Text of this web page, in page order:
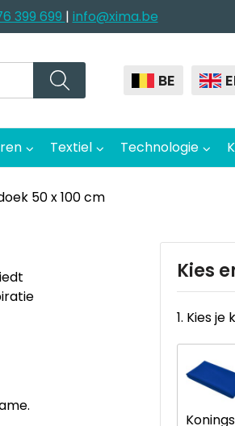
399 699 | info@xima.be
BE
Textiel Technologie
50 x 100 cm
Kies
1. Kies je